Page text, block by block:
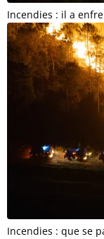
Incendies : il a
Incendies : que se